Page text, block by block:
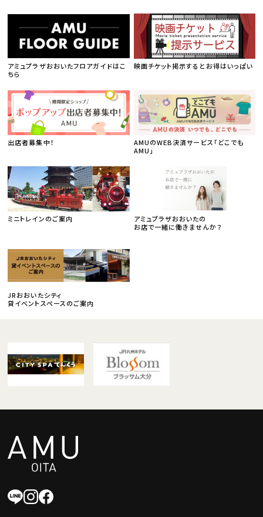
アミュプラザおおいたフロアガイドはこ
ちら
映画チケット掲示するとお得はいっぱい
出店者募集中！
AMUのWEB決済サービス「どこでも
AMU」
ミニトレインのご案内
アミュプラザおおいたの
お店で一緒に働きませんか？
JRおおいたシティ
貸イベントスペースのご案内